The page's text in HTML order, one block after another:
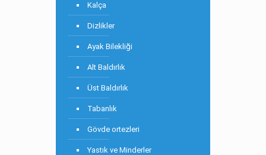
Kalça
Dizlikler
Ayak Bilekliği
Alt Baldırlık
Üst Baldırlık
Tabanlık
Gövde ortezleri
Yastık ve Minderler